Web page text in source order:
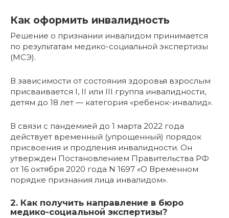
Как оформить инвалидность
Решение о признании инвалидом принимается
по результатам медико-социальной экспертизы
(МСЭ).
В зависимости от состояния здоровья взрослым
присваивается I, II или III группа инвалидности,
детям до 18 лет — категория «ребенок-инвалид».
В связи с пандемией до 1 марта 2022 года
действует временный (упрощенный) порядок
присвоения и продления инвалидности. Он
утвержден Постановлением Правительства РФ
от 16 октября 2020 года N 1697 «О Временном
порядке признания лица инвалидом».
2. Как получить направление в бюро
медико-социальной экспертизы?